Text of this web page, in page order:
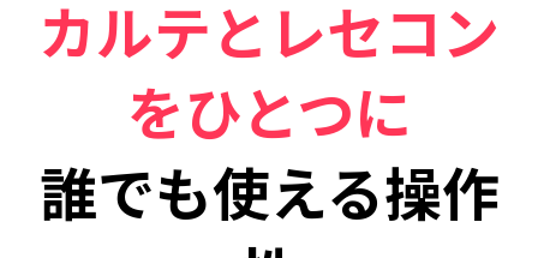
カルテとレセコン
をひとつに
誰でも使える操作